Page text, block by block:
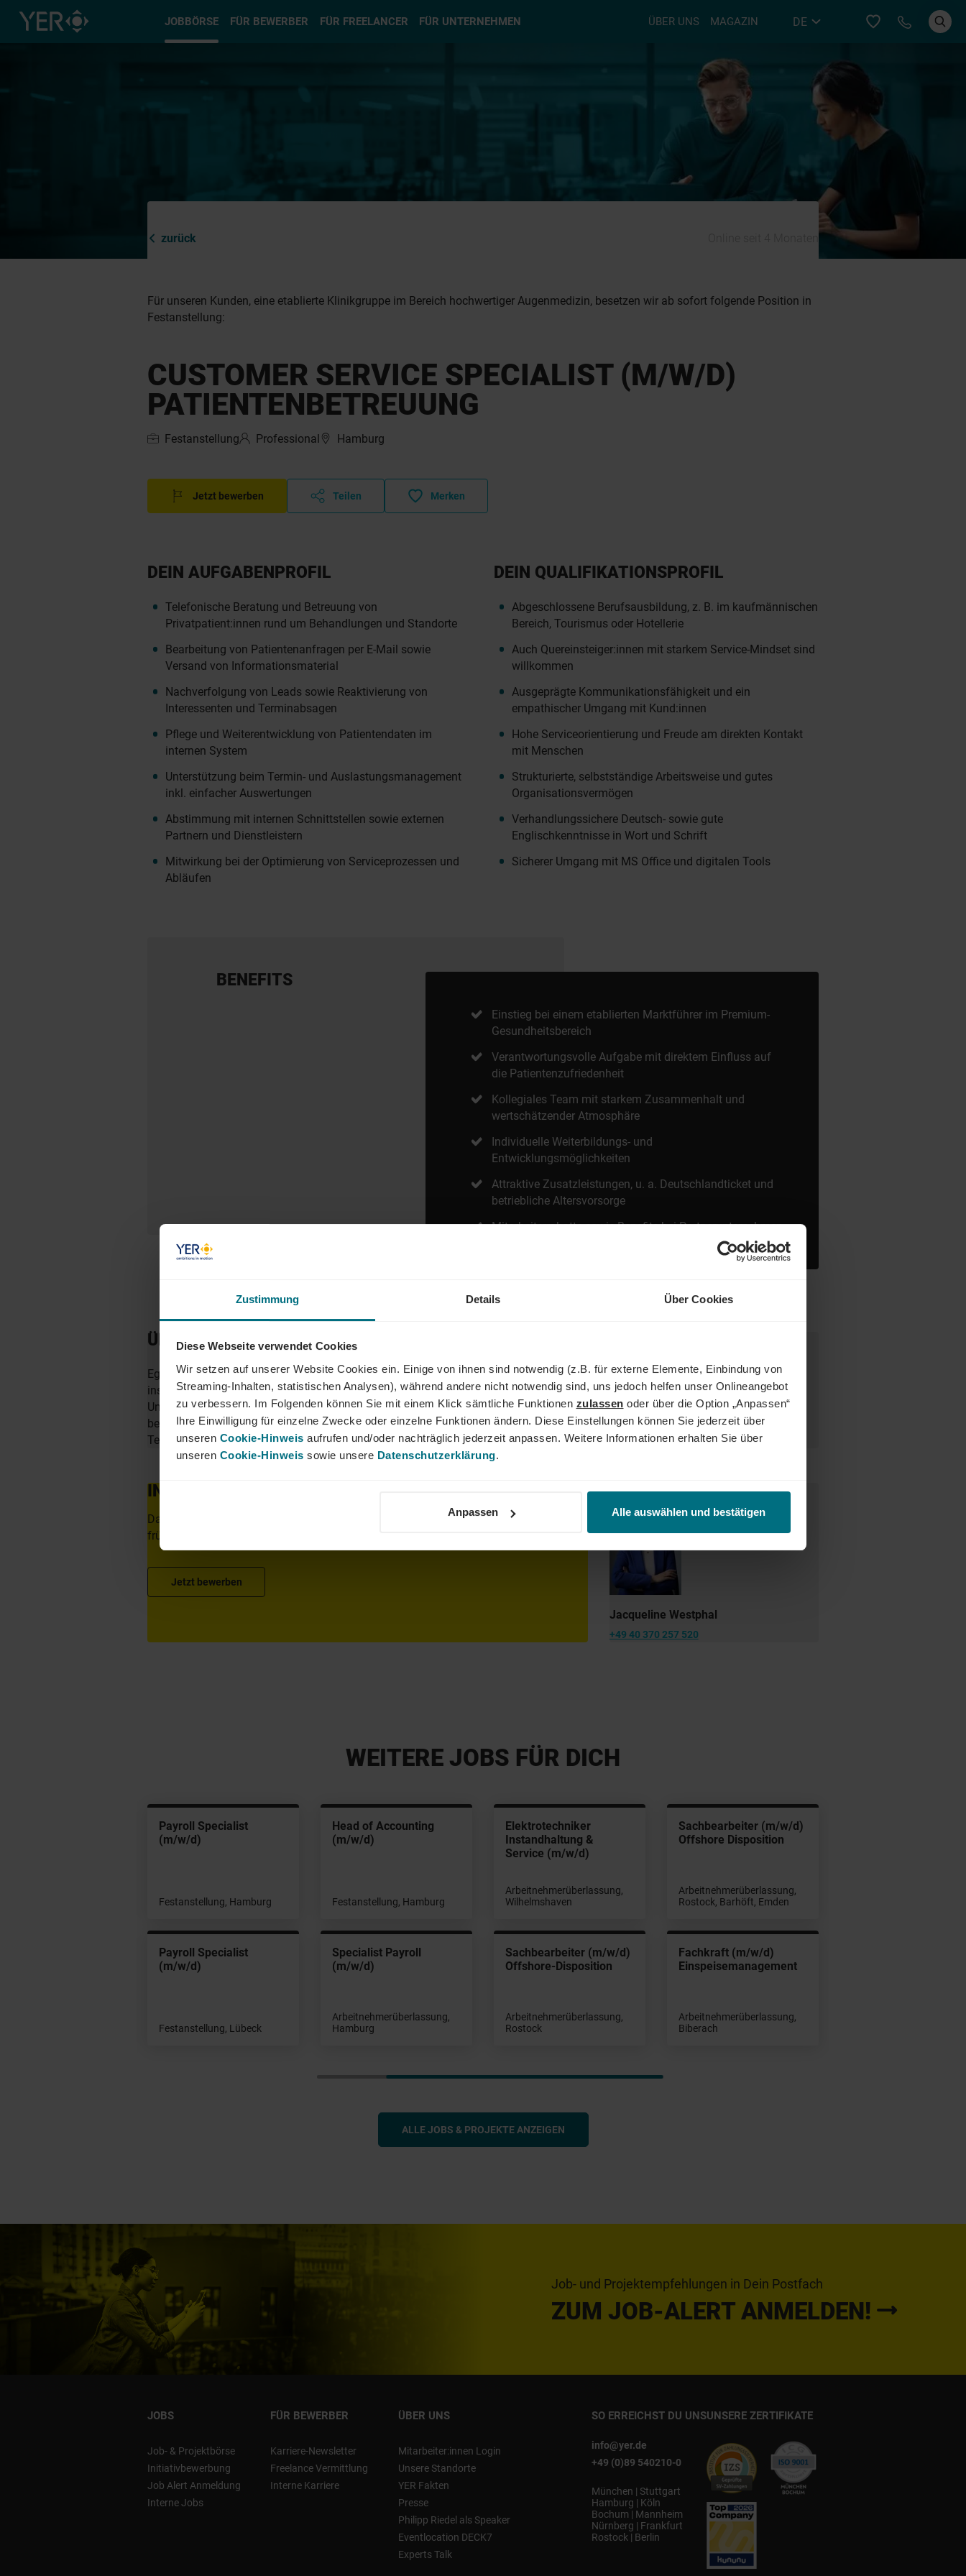
Zustimmung Details Über Cookies
Diese Webseite verwendet Cookies
Wir setzen auf unserer Website Cookies ein. Einige von ihnen sind notwendig (z.B. für externe Elemente, Einbindung von
Streaming-Inhalten, statistischen Analysen), während andere nicht notwendig sind, uns jedoch helfen unser Onlineangebot
zu verbessern. Im Folgenden können Sie mit einem Klick sämtliche Funktionen zulassen oder über die Option „Anpassen“
Ihre Einwilligung für einzelne Zwecke oder einzelne Funktionen ändern. Diese Einstellungen können Sie jederzeit über
unseren Cookie-Hinweis aufrufen und/oder nachträglich jederzeit anpassen. Weitere Informationen erhalten Sie über
unseren Cookie-Hinweis sowie unsere Datenschutzerklärung.
Anpassen Alle auswählen und bestätigen
JOBBÖRSE FÜR BEWERBER FÜR FREELANCER FÜR UNTERNEHMEN ÜBER UNS MAGAZIN DE Bei YER
Typ auswählen
zurück
Für unseren Kunden, eine etablierte Klinikgruppe im Bereich hochwertiger Augenmedizin, besetzen wir ab sofort folgende Position in
Festanstellung:
CUSTOMER SERVICE SPECIALIST (M/W/D)
PATIENTENBETREUUNG
Festanstellung Professional Hamburg
Jetzt bewerben Teilen Merken
DEIN AUFGABENPROFIL
Telefonische Beratung und Betreuung von
Privatpatient:innen rund um Behandlungen und Standorte
Bearbeitung von Patientenanfragen per E-Mail sowie
Versand von Informationsmaterial
Nachverfolgung von Leads sowie Reaktivierung von
Interessenten und Terminabsagen
Pflege und Weiterentwicklung von Patientendaten im
internen System
Unterstützung beim Termin- und Auslastungsmanagement
inkl. einfacher Auswertungen
Abstimmung mit internen Schnittstellen sowie externen
Partnern und Dienstleistern
Mitwirkung bei der Optimierung von Serviceprozessen und
Abläufen
DEIN QUALIFIKATIONSPROFIL
Abgeschlossene Berufsausbildung, z. B. im kaufmännischen
Bereich, Tourismus oder Hotellerie
Auch Quereinsteiger:innen mit starkem Service-Mindset sind
willkommen
Ausgeprägte Kommunikationsfähigkeit und ein
empathischer Umgang mit Kund:innen
Hohe Serviceorientierung und Freude am direkten Kontakt
mit Menschen
Strukturierte, selbstständige Arbeitsweise und gutes
Organisationsvermögen
Verhandlungssichere Deutsch- sowie gute
Englischkenntnisse in Wort und Schrift
Sicherer Umgang mit MS Office und digitalen Tools
BENEFITS
Einstieg bei einem etablierten Marktführer im Premium-
Gesundheitsbereich
Verantwortungsvolle Aufgabe mit direktem Einfluss auf
die Patientenzufriedenheit
Kollegiales Team mit starkem Zusammenhalt und
wertschätzender Atmosphäre
Individuelle Weiterbildungs- und
Entwicklungsmöglichkeiten
Attraktive Zusatzleistungen, u. a. Deutschlandticket und
betriebliche Altersvorsorge
Mitarbeiterrabatte sowie Benefits bei Partnerunternehmen
ÜBER YER DEUTSCHLAND
Egal ob als Junior, Professional oder Führungskraft: Wir begleiten den gesamten Karriereweg. Bundesweit warten attraktive Jobs,
insbesondere in den Bereichen Mobility, Tech und Energy. Unser Ziel ist es dabei stets, das Perfect Match zwischen Talenten und
Unternehmen zu finden. Als Teil der YER Group wächst unser Angebot an internationalen Services stetig weiter und eröffnet auch
berufliche Perspektiven über Ländergrenzen hinweg. Ob im Einsatz bei einem renommierten Kundenunternehmen oder im internen
Team von YER - bei uns beginnt der Weg zum Traumjob!
INTERESSIERT?
Dann freuen wir uns über eine aussagekräftige Bewerbung inkl. Gehaltsvorstellung und
frühestem Eintrittstermin über unser Onlineportal.
Jetzt bewerben
Deine Ansprechperson
Jacqueline Westphal
+49 40 370 257 520
WEITERE JOBS FÜR DICH
Payroll Specialist
(m/w/d)
Festanstellung, Hamburg
Payroll Specialist
(m/w/d)
Festanstellung, Lübeck
Head of Accounting
(m/w/d)
Festanstellung, Hamburg
Specialist Payroll
(m/w/d)
Arbeitnehmerüberlassung,
Hamburg
Elektrotechniker
Instandhaltung &
Service (m/w/d)
Arbeitnehmerüberlassung,
Wilhelmshaven
Sachbearbeiter (m/w/d)
Offshore-Disposition
Arbeitnehmerüberlassung,
Rostock
Sachbearbeiter (m/w/d)
Offshore Disposition
Arbeitnehmerüberlassung,
Rostock, Barhöft, Emden
Fachkraft (m/w/d)
Einspeisemanagement
Arbeitnehmerüberlassung,
Biberach
ALLE JOBS & PROJEKTE ANZEIGEN
Job- und Projektempfehlungen in Dein Postfach
ZUM JOB-ALERT ANMELDEN!
JOBS
Job- & Projektbörse
Initiativbewerbung
Job Alert Anmeldung
Interne Jobs
FÜR BEWERBER
Karriere-Newsletter
Freelance Vermittlung
Interne Karriere
ÜBER UNS
Mitarbeiter:innen Login
Unsere Standorte
YER Fakten
Presse
Philipp Riedel als Speaker
Eventlocation DECK7
Experts Talk
SO ERREICHST DU UNS
info@yer.de
+49 (0)89 540210-0
München | Stuttgart
Hamburg | Köln
Bochum | Mannheim
Nürnberg | Frankfurt
Rostock | Berlin
UNSERE ZERTIFIKATE